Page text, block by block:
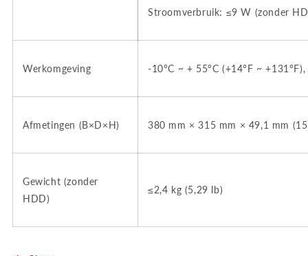
Stroomverbruik: ≤9 W (zonder
Werkomgeving -10°C ~ + 55°C (+14°F ~
Afmetingen (B×D×H) 380 mm × 315 mm × 49,1 mm
Gewicht (zonder
HDD)
≤2,4 kg (5,29 lb)